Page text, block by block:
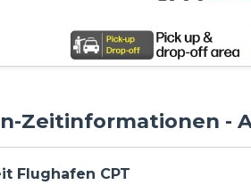
Zeitinformationen -
Flughafen CPT